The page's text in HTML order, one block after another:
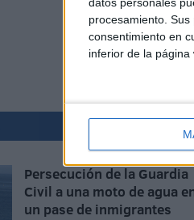
procesamiento.
consentimiento en
inferior de la página
Persecución de la Guardia
Civil a una moto de agua
un pase de inmigrantes